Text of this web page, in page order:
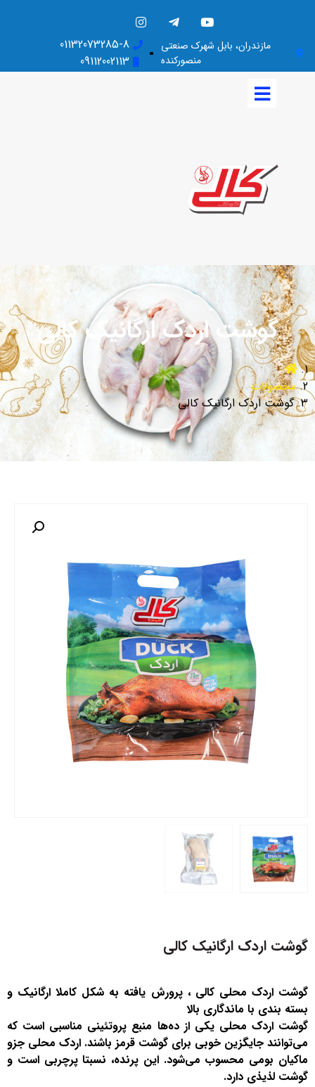
مازندران، بابل شهرک صنعتی
منصورکنده
01132073285-8
09112002113
گوشت اردک ارگانیک کالی
محصولات
گوشت اردک ارگانیک کالی
گوشت اردک ارگانیک کالی
گوشت اردک محلی کالی ، پرورش یافته به شکل کاملا ارگانیک و
بسته بندی با ماندگاری بالا
گوشت اردک محلی یکی از ده‌ها منبع پروتئینی مناسبی است که
می‌توانند جایگزین خوبی برای گوشت قرمز باشند. اردک محلی جزو
ماکیان بومی محسوب می‌شود. این پرنده، نسبتا پرچربی است و
گوشت لذیذی دارد.